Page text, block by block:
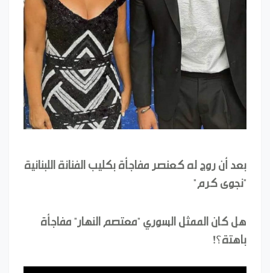
بعد أن روج له كعنصر مفاجأة بكليب الفنانة اللبنانية
"نجوى كرم"
هل كان الممثل السوري "معتصم النهار" مفاجأة
باهتة؟!